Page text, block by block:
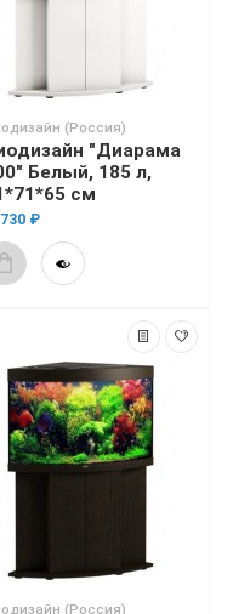
(Россия)
"Диарама
Белый, 185 л,
см
₽
(Россия)